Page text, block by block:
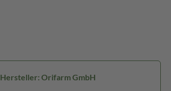
Hersteller: Orifarm GmbH